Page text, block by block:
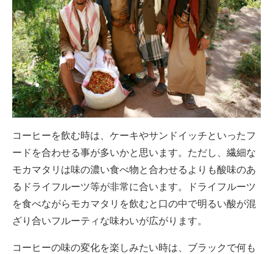
コーヒーを飲む時は、ケーキやサンドイッチといったフ
ードを合わせる事が多いかと思います。ただし、繊細な
モカマタリは味の濃い食べ物と合わせるよりも酸味のあ
るドライフルーツ等が非常に合います。ドライフルーツ
を食べながらモカマタリを飲むと口の中で明るい酸が混
ざり合いフルーティな味わいが広がります。
コーヒーの味の変化を楽しみたい時は、ブラックで何も